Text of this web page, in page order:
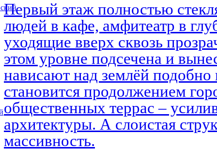
Первый этаж полностью
людей в кафе, амфитеатр в
уходящие вверх сквозь
этом уровне подсечена и
нависают над землёй
становится продолжением
общественных террас –
архитектуры. А слоистая
массивность.